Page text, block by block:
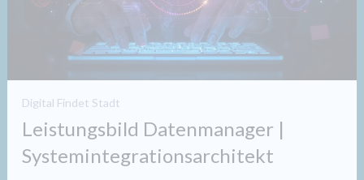
Digital Findet Stadt
Leistungsbild Datenmanager |
Systemintegrationsarchitekt